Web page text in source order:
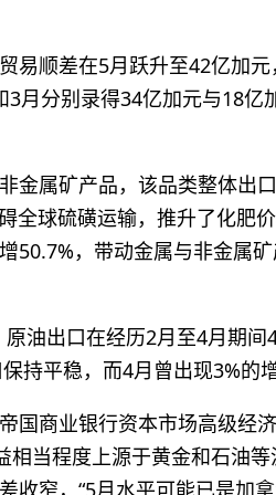
易顺差在5月跃升至42亿加
月分别录得34亿加元与18亿
金属矿产品，该品类整体出
全球硫磺运输，推升了化肥
，带动金属与非金属矿
油出口在经历2月至4月期间
持平稳，而4月曾出现3%的增
国商业银行资本市场高级经
当程度上源于黄金和石油
收窄，“5月水平可能已是加